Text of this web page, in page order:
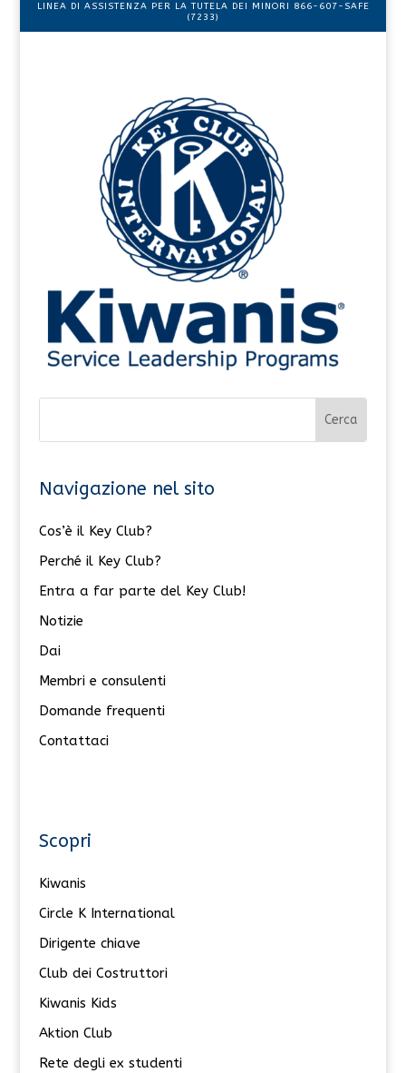
LINEA DI ASSISTENZA PER LA TUTELA DEI MINORI 866-607-SAFE
(7233)
Navigazione nel sito
Cos’è il Key Club?
Perché il Key Club?
Entra a far parte del Key Club!
Notizie
Dai
Membri e consulenti
Domande frequenti
Contattaci
Scopri
Kiwanis
Circle K International
Dirigente chiave
Club dei Costruttori
Kiwanis Kids
Aktion Club
Rete degli ex studenti